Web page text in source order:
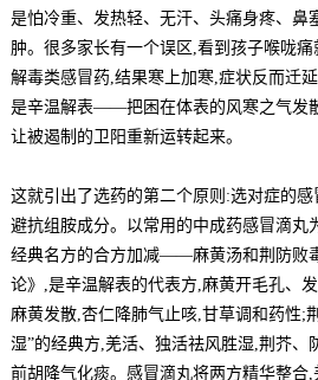
是怕冷重、发热轻、无汗、头痛身疼、鼻
肿。很多家长有一个误区,看到孩子喉咙
解毒类感冒药,结果寒上加寒,症状反而迁
是辛温解表——把困在体表的风寒之气发
让被遏制的卫阳重新运转起来。
这就引出了选药的第二个原则:选对症的
避抗组胺成分。以常用的中成药感冒滴丸
经典名方的合方加减——麻黄汤和荆防败
论》,是辛温解表的代表方,麻黄开毛孔、
麻黄发散,杏仁降肺气止咳,甘草调和药性;
湿”的经典方,羌活、独活祛风胜湿,荆芥、
前胡降气化痰。感冒滴丸将两方精华整合